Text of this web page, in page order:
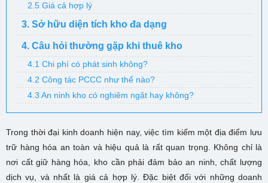
2.5 Giá cả hợp lý
3. Sở hữu diện tích kho đa dạng
4. Câu hỏi thường gặp khi thuê kho
4.1 Chi phí có phát sinh không?
4.2 Công tác PCCC như thế nào?
4.3 An ninh kho có nghiêm ngặt hay không?
Trong thời đại kinh doanh hiện nay, việc tìm kiếm một địa điểm lưu
trữ hàng hóa an toàn và hiệu quả là rất quan trọng. Không chỉ là
nơi cất giữ hàng hóa, kho cần phải đảm bảo an ninh, chất lượng
dịch vụ, và nhất là giá cả hợp lý. Đặc biệt đối với những doanh